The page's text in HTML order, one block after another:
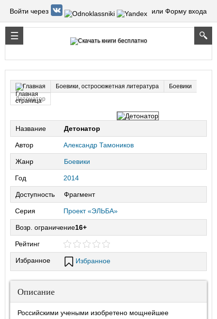
Войти через или Форму входа
Главная Боевики, остросюжетная литература
Боевики
Детонатор
Название Детонатор
Автор Александр Тамоников
Жанр Боевики
Год 2014
Доступность Фрагмент
Серия Проект «ЭЛЬБА»
Возр. ограничение16+
Рейтинг
Избранное Избранное
Описание
Российскими учеными изобретено мощнейшее